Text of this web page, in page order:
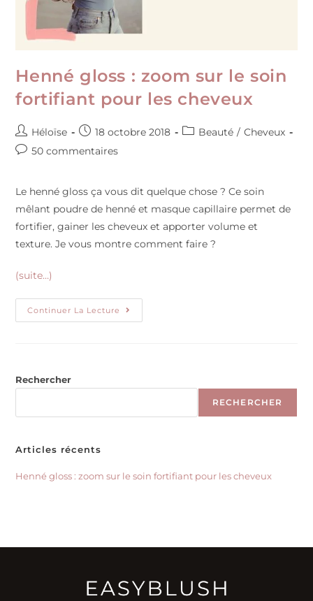
Henné gloss : zoom sur le soin
fortifiant pour les cheveux
Héloïse 18 octobre 2018 Beauté / Cheveux
50 commentaires
Le henné gloss ça vous dit quelque chose ? Ce soin
mêlant poudre de henné et masque capillaire permet de
fortifier, gainer les cheveux et apporter volume et
texture. Je vous montre comment faire ?
(suite…)
Continuer La Lecture
Rechercher
RECHERCHER
Articles récents
Henné gloss : zoom sur le soin fortifiant pour les cheveux